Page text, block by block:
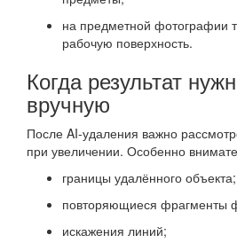
на предметной фотографии
рабочую поверхность.
Когда результат
вручную
После AI-удаления важно
при увеличении. Особенно
границы удалённого объекта;
повторяющиеся фрагменты
искажения линий;